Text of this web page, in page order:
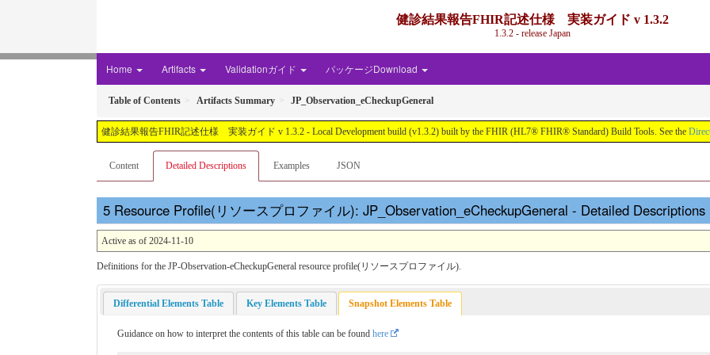
健診結果報告FHIR記述仕様 実装ガイド v 1.3.2
1.3.2 - release Japan
Home Artifacts Validationガイド パッケージDownload
Table of Contents Artifacts Summary JP_Observation_eCheckupGeneral
健診結果報告FHIR記述仕様 実装ガイド v 1.3.2 - Local Development build (v1.3.2) built by the FHIR (HL7® FHIR® Standard) Build Tools. See the
Content Detailed Descriptions Examples JSON
Resource Profile(リソースプロファイル): JP_Observation_eCheckupGeneral - Detailed Descriptions
Active as of 2024-11-10
Definitions for the JP-Observation-eCheckupGeneral resource profile(リソースプロファイル).
Differential Elements Table Key Elements Table Snapshot Elements Table
Guidance on how to interpret the contents of this table can be found here